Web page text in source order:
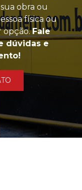
obra ou
física ou
opção.Fale
dúvidas e